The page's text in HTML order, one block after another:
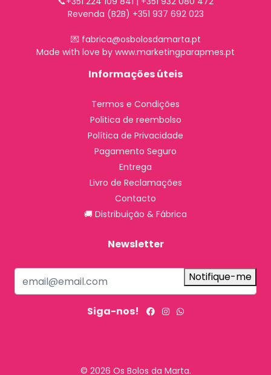
Revenda (B2B) +351 937 692 023
💌 fabrica@osbolosdamarta.pt
Made with love by www.marketingparapmes.pt
Informações úteis
Termos e Condições
Politica de reembolso
Política de Privacidade
Pagamento Seguro
Entrega
Livro de Reclamações
Contacto
🚚 Distribuição & Fábrica
Newsletter
Notifique-me
Siga-nos!
© 2026 Os Bolos da Marta.